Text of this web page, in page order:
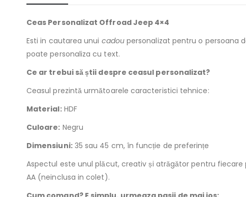
Ceas Personalizat Offroad Jeep 4×4
Esti in cautarea unui cadoupersonalizat pentru o persoana
poate personaliza cu text.
Ce ar trebui să știi despre ceasul personalizat?
Ceasul prezintă următoarele caracteristici tehnice:
Material:HDF
Culoare: Negru
Dimensiuni:35 sau 45 cm, în funcție de preferințe
Aspectul este unul plăcut, creativ și atrăgător pentru
AA (neinclusa in colet).